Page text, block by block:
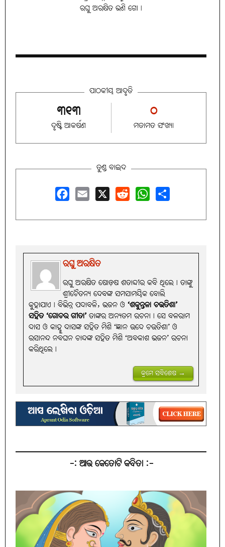
ରଘୁ ଅରକ୍ଷିତ ଭଣି ଗୋ।
ପାଠକୀୟ ଆଦୃତି
୩୧୩
ଦୃଷ୍ଟି ଆକର୍ଷଣ
୦
ମତାମତ ସଂଖ୍ୟା
ତୁଣ୍ଡ ବାଇଦ
ରଘୁ ଅରକ୍ଷିତ
ରଘୁ ଅରକ୍ଷିତ ଷୋଡ଼ଷ ଶତାବ୍ଦୀର କବି ଥିଲେ। ତାଙ୍କୁ
ଶ୍ରୀଚୈତନ୍ୟ ଦେବଙ୍କ ସମସାମୟିକ ବୋଲି
କୁହାଯାଏ। ବିଭିନ୍ନ ପଦାବଳି, ଭଜନ ଓ ‘ଶକୁନ୍ତଳା ଚଉତିଶା’
ସହିତ ‘ଗୋଚର ଗୀତା’ତାଙ୍କର ଅନ୍ୟତମ ରଚନା। ସେ ବଳରାମ
ଦାସ ଓ କାହ୍ନୁ ଦାସଙ୍କ ସହିତ ମିଶି ‘ଜ୍ଞାନ ଉଦେ ଚଉତିଶା’ ଓ
ରସାନନ୍ଦ ନବଘନ ଚାନ୍ଦଙ୍କ ସହିତ ମିଶି ‘ଅବକାଶ ଭଜନ’ ରଚନା
କରିଥିଲେ।
କ୍ରମେ ସବିଶେଷ →
-: ଆଉ କେତୋଟି କବିତା :-